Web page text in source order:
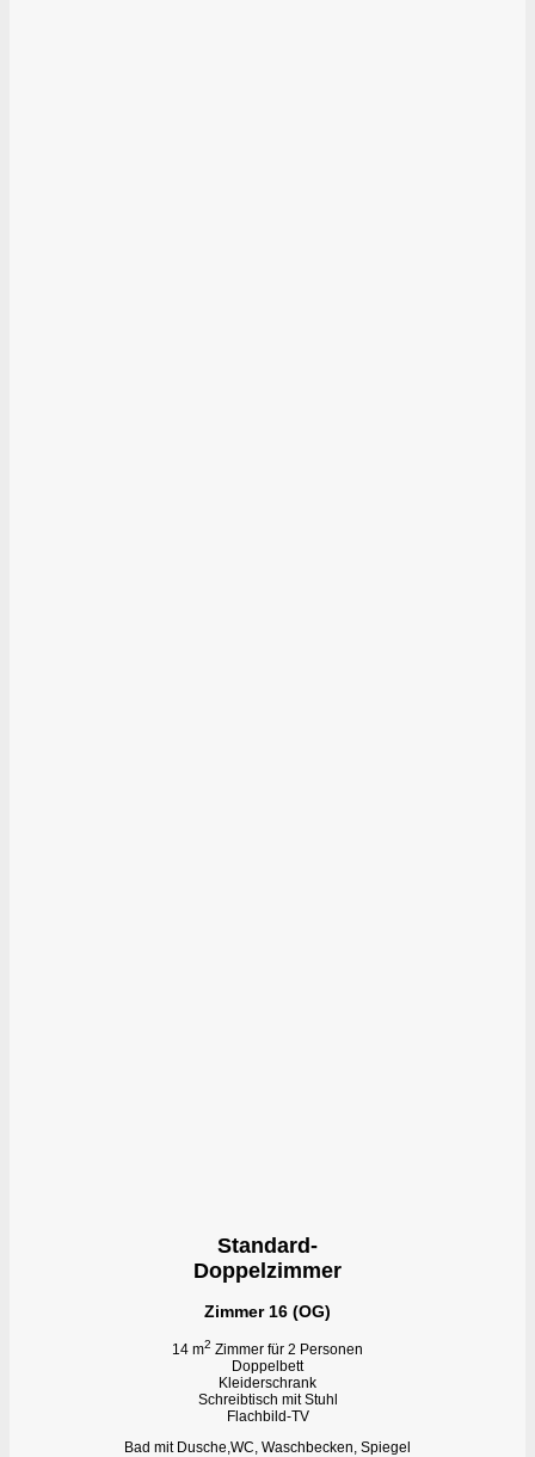
Standard-
Doppelzimmer
Zimmer 16 (OG)
14 m2 Zimmer für 2 Personen
Doppelbett
Kleiderschrank
Schreibtisch mit Stuhl
Flachbild-TV
Bad mit Dusche,WC, Waschbecken, Spiegel